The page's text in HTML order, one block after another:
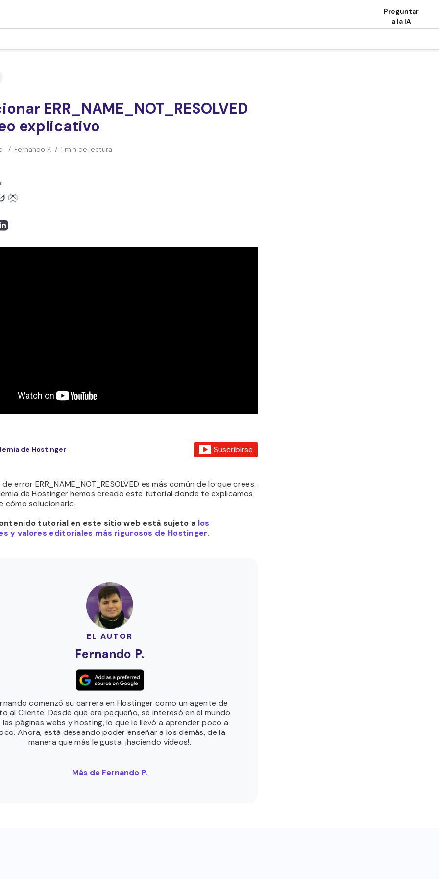
Preguntar
a la IA
ERR_NAME_NOT_RESOLVED
explicativo
/ Fernando P. / 1 min de lectura
de Hostinger Suscribirse
de error ERR_NAME_NOT_RESOLVED es más común de lo que crees.
de Hostinger hemos creado este tutorial donde te explicamos
cómo solucionarlo.
tutorial en este sitio web está sujeto a los
y valores editoriales más rigurosos de Hostinger.
EL AUTOR
Fernando P.
comenzó su carrera en Hostinger como un agente de
al Cliente. Desde que era pequeño, se interesó en el mundo
las páginas webs y hosting, lo que le llevó a aprender poco a
Ahora, está deseando poder enseñar a los demás, de la
manera que más le gusta, ¡haciendo vídeos!.
Más de Fernando P.